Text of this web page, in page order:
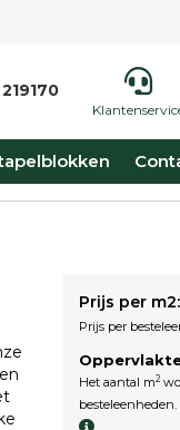
Prijs per m2:
Prijs per
Het aantal m2